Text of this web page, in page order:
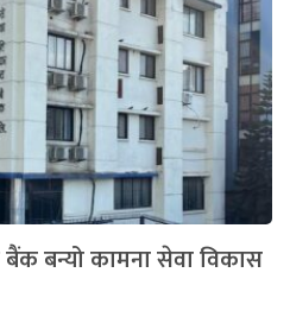
बैंक बन्यो कामना सेवा विकास